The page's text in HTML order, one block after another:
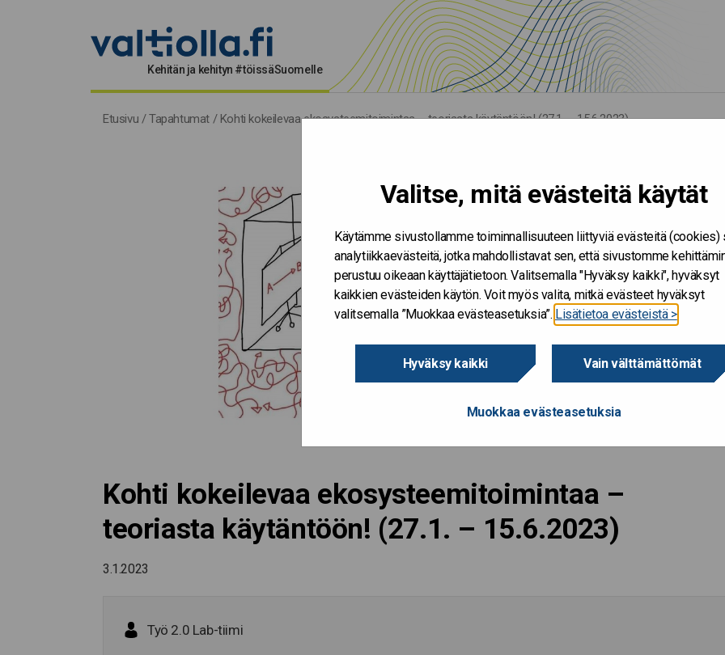
Valitse, mitä evästeitä käytät
Käytämme sivustollamme toiminnallisuuteen liittyviä evästeitä (cookies)
analytiikkaevästeitä, jotka mahdollistavat sen, että sivustomme
perustuu oikeaan käyttäjätietoon. Valitsemalla "Hyväksy kaikki", hyväksyt
kaikkien evästeiden käytön. Voit myös valita, mitkä evästeet hyväksyt
valitsemalla ”Muokkaa evästeasetuksia”. Lisätietoa evästeistä >
Hyväksy kaikki Vain välttämättömät
Muokkaa evästeasetuksia
Kehitän ja kehityn #töissäSuomelle
Etusivu /Tapahtumat / Kohti kokeilevaa ekosysteemitoimintaa – teoriasta käytäntöön! (27.1. – 15.6.2023)
Kohti kokeilevaa ekosysteemitoimintaa –
teoriasta käytäntöön! (27.1. – 15.6.2023)
3.1.2023
Työ 2.0 Lab-tiimi